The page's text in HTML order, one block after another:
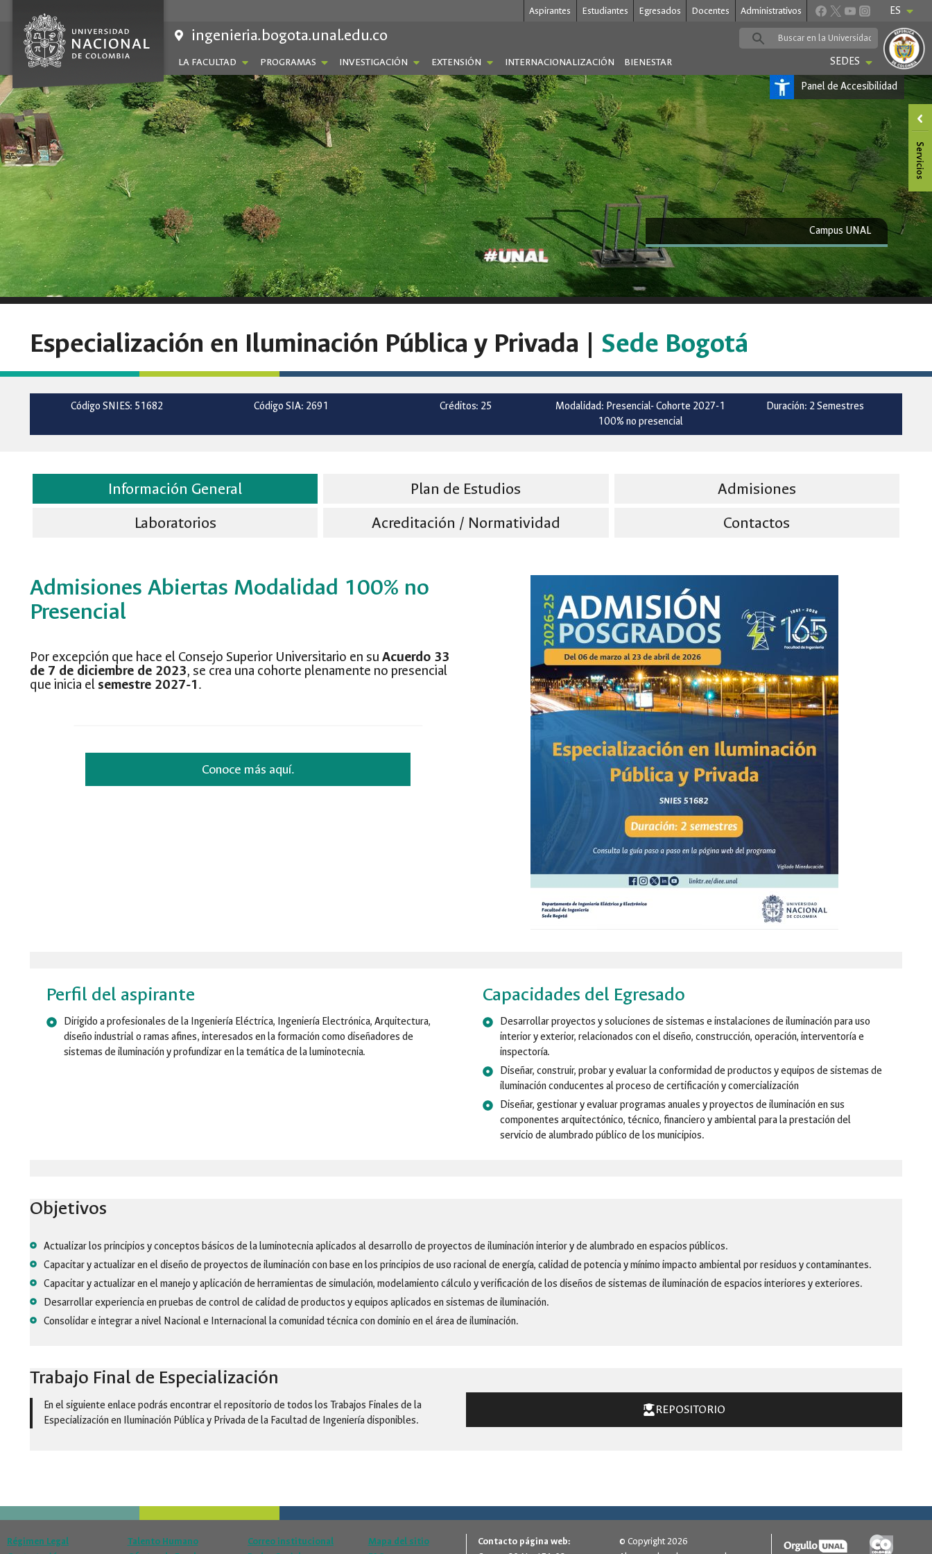
contenido
Aspirantes Estudiantes Egresados Docentes Administrativos ES
ingenieria.bogota.unal.edu.co
LA FACULTAD PROGRAMAS INVESTIGACIÓN EXTENSIÓN INTERNACIONALIZACIÓN BIENESTAR
SEDES
Panel de Accesibilidad
Campus UNAL
Especialización en Iluminación Pública y Privada | Sede Bogotá
Código SNIES: 51682 Código SIA: 2691 Créditos: 25
Modalidad: Presencial- Cohorte 2027-1
100% no presencial
Duración: 2 Semestres
Información General Plan de Estudios
Admisiones
Laboratorios
Acreditación / Normatividad Contactos
Admisiones Abiertas Modalidad 100% no
Presencial
Por excepción que hace el Consejo Superior Universitario en su Acuerdo 33
de 7 de diciembre de 2023, se crea una cohorte plenamente no presencial
que inicia el semestre 2027-1.
Conoce más aquí.
Perfil del aspirante
Dirigido a profesionales de la Ingeniería Eléctrica, Ingeniería Electrónica, Arquitectura,
diseño industrial o ramas afines, interesados en la formación como diseñadores de
sistemas de iluminación y profundizar en la temática de la luminotecnia.
Capacidades del Egresado
Desarrollar proyectos y soluciones de sistemas e instalaciones de iluminación para uso
interior y exterior, relacionados con el diseño, construcción, operación, interventoría e
inspectoría.
Diseñar, construir, probar y evaluar la conformidad de productos y equipos de sistemas de
iluminación conducentes al proceso de certificación y comercialización
Diseñar, gestionar y evaluar programas anuales y proyectos de iluminación en sus
componentes arquitectónico, técnico, financiero y ambiental para la prestación del
servicio de alumbrado público de los municipios.
Objetivos
Actualizar los principios y conceptos básicos de la luminotecnia aplicados al desarrollo de proyectos de iluminación interior y de alumbrado en espacios públicos.
Capacitar y actualizar en el diseño de proyectos de iluminación con base en los principios de uso racional de energía, calidad de potencia y mínimo impacto ambiental por residuos y contaminantes.
Capacitar y actualizar en el manejo y aplicación de herramientas de simulación, modelamiento cálculo y verificación de los diseños de sistemas de iluminación de espacios interiores y exteriores.
Desarrollar experiencia en pruebas de control de calidad de productos y equipos aplicados en sistemas de iluminación.
Consolidar e integrar a nivel Nacional e Internacional la comunidad técnica con dominio en el área de iluminación.
Trabajo Final de Especialización
En el siguiente enlace podrás encontrar el repositorio de todos los Trabajos Finales de la
Especialización en Iluminación Pública y Privada de la Facultad de Ingeniería disponibles.
REPOSITORIO
Régimen Legal
Talento Humano
Correo institucional
Mapa del sitio
Contacto página web:
© Copyright 2026